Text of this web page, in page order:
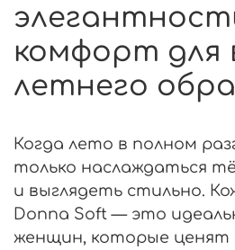
комфорт для
летнего
Когда лето в полном
только наслаждаться
и выглядеть стильно.
Donna Soft — это
женщин, которые ценят